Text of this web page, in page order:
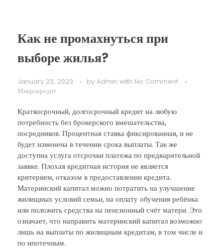
Как не промахнуться при
выборе жилья?
January 23, 2023 by Admin with No Comment
Микрокредит
Краткосрочный, долгосрочный кредит на любую
потребность без брокерского вмешательства,
посредников. Процентная ставка фиксированная, и не
будет изменена в течении срока выплаты. Так же
доступна услуга отсрочки платежа по предварительной
заявке. Плохая кредитная история не является
критерием, отказом в предоставлении кредита.
Материнский капитал можно потратить на улучшение
жилищных условий семьи, на оплату обучения ребёнка
или положить средства на пенсионный счёт матери. Это
означает, что направить материнский капитал возможно
лишь на выплаты по жилищным кредитам, в том числе и
по ипотечным.